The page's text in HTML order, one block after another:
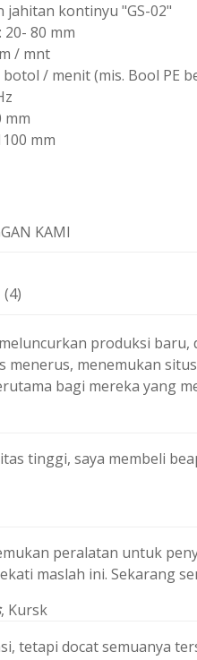
kontinyu "GS-02"
80 mm
/ mnt
/ menit (mis. Bool PE
mm
mm
KAMI
(4)
produksi
menerus, menemukan
bagi mereka yang
tinggi, saya membeli
peralatan untuk
maslah ini. Sekarang
, Kursk
tetapi docat semuanya